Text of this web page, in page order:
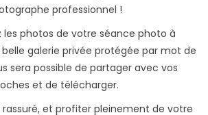
professionnel !
les photos de votre séance photo à
galerie privée protégée par mot de
sera possible de partager avec vos
et de télécharger.
rassuré, et profiter pleinement de votre